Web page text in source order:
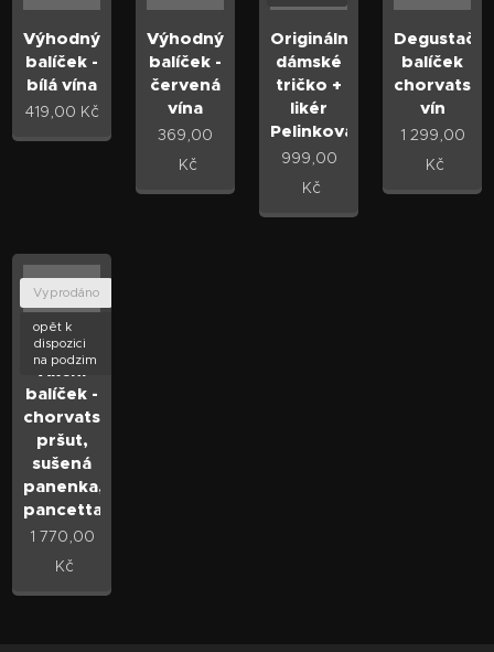
Výhodný
balíček -
bílá vína
419,00 Kč
Výhodný
balíček -
červená
vína
369,00
Kč
Originální
dámské
tričko +
likér
Pelinkovac
999,00
Kč
Degustační
balíček
vín
1 299,00
Kč
Akční
balíček -
chorvatský
pršut,
sušená
panenka,
pancetta
Vyprodáno
opět k
dispozici
na podzim
1 770,00
Kč